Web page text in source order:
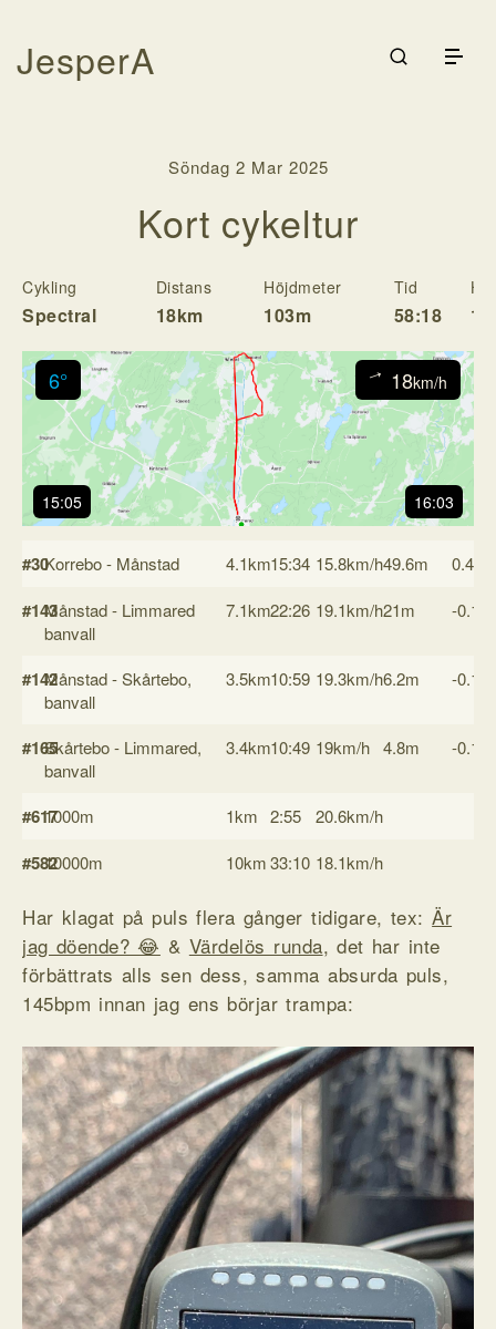
JesperA
Söndag 2 Mar 2025
Kort cykeltur
Cykling
Spectral
Distans
18km
Höjdmeter
103m
Tid
58:18
6° 18km/h
↓
15:05 16:03
#30Korrebo - Månstad 4.1km15:34 15.8km/h49.6m 0.4%
#143Månstad - Limmared
banvall
7.1km22:26 19.1km/h21m -0.1%
#142Månstad - Skårtebo,
banvall
3.5km10:59 19.3km/h6.2m -0.1%
#165Skårtebo - Limmared,
banvall
3.4km10:49 19km/h 4.8m -0.1%
#6171000m 1km 2:55 20.6km/h
#58210000m 10km 33:10 18.1km/h
Har klagat på puls flera gånger tidigare, tex:Är
jag döende? 😂 & Värdelös runda, det har inte
förbättrats alls sen dess, samma absurda puls,
145bpm innan jag ens börjar trampa: